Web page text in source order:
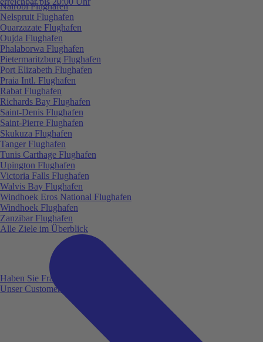
Haben Sie Fragen?
Unser Customer Service ist für Sie da!
Nairobi Flughafen
Nelspruit Flughafen
Ouarzazate Flughafen
Oujda Flughafen
Phalaborwa Flughafen
Pietermaritzburg Flughafen
Port Elizabeth Flughafen
Praia Intl. Flughafen
Rabat Flughafen
Richards Bay Flughafen
Saint-Denis Flughafen
Saint-Pierre Flughafen
Skukuza Flughafen
Tanger Flughafen
Tunis Carthage Flughafen
Upington Flughafen
Victoria Falls Flughafen
Walvis Bay Flughafen
Windhoek Eros National Flughafen
Windhoek Flughafen
Zanzibar Flughafen
Alle Ziele im Überblick